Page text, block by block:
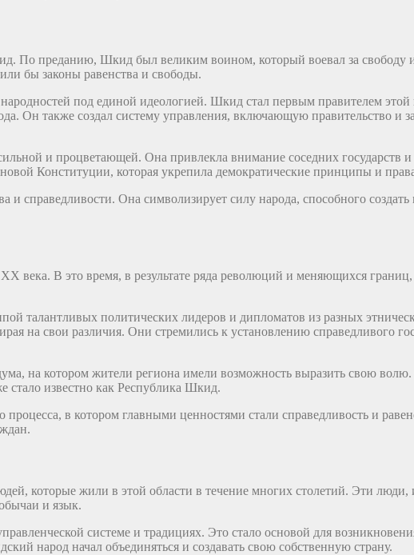
По преданию, Шкид был великим воином, который воевал за свободу
бы законы равенства и свободы.
под единой идеологией. Шкид стал первым правителем
Он также создал систему управления, включающую правительство и
и процветающей. Она привлекла внимание соседних государств
Конституции, которая укрепила демократические принципы и
справедливости. Она символизирует силу народа, способного
В это время, в результате ряда революций и меняющихся границ,
талантливых политических лидеров и дипломатов из разных
на свои различия. Они стремились к установлению справедливого
на котором жители региона имели возможность выразить свою
стало известно как Республика Шкид.
в котором главными ценностями стали справедливость и
которые жили в этой области в течение многих столетий. Эти
и язык.
системе и традициях. Это стало основой для
народ начал объединяться и создавать свою собственную страну.